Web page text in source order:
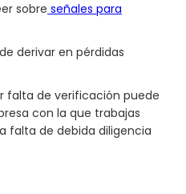
sobre señales para
derivar en pérdidas
falta de verificación puede
con la que trabajas
falta de debida diligencia